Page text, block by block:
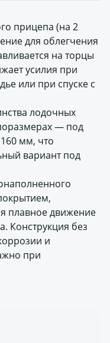
прицепа (на 2
для облегчения
на торцы
усилия при
или при спуске с
лодочных
— под
мм, что
вариант под
плавное движение
Конструкция без
и
при